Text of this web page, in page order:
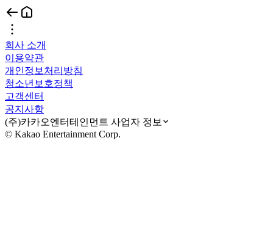
회사 소개
이용약관
개인정보처리방침
청소년보호정책
고객센터
공지사항
(주)카카오엔터테인먼트 사업자 정보
© Kakao Entertainment Corp.